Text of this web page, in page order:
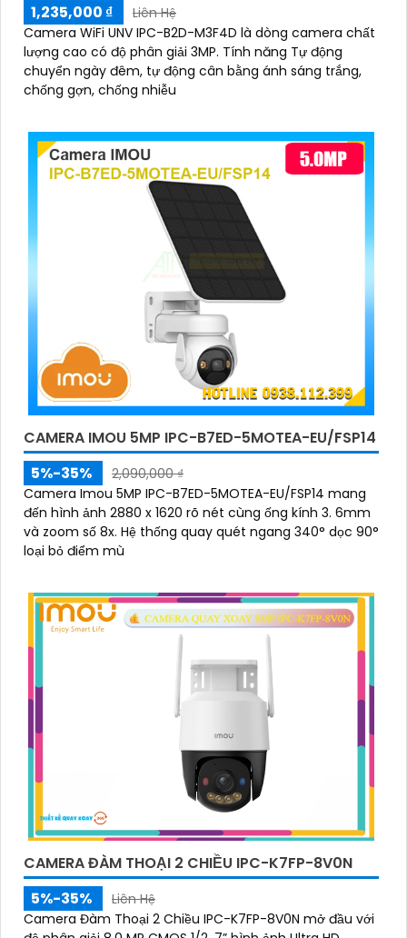
1,235,000 ₫
Liên Hệ
Camera WiFi UNV IPC-B2D-M3F4D là dòng camera chất
lượng cao có độ phân giải 3MP. Tính năng Tự động
chuyển ngày đêm, tự động cân bằng ánh sáng trắng,
chống gợn, chống nhiễu
CAMERA IMOU 5MP IPC-B7ED-5MOTEA-EU/FSP14
5%-35%
2,090,000 ₫
Camera Imou 5MP IPC-B7ED-5MOTEA-EU/FSP14 mang
đến hình ảnh 2880 x 1620 rõ nét cùng ống kính 3. 6mm
và zoom số 8x. Hệ thống quay quét ngang 340° dọc 90°
loại bỏ điểm mù
CAMERA ĐÀM THOẠI 2 CHIỀU IPC-K7FP-8V0N
5%-35%
Liên Hệ
Camera Đàm Thoại 2 Chiều IPC-K7FP-8V0N mở đầu với